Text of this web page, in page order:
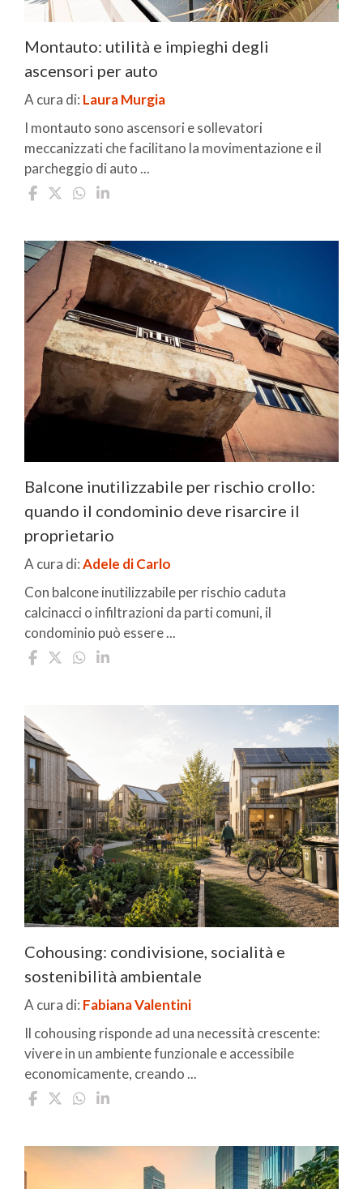
Montauto: utilità e impieghi degli
ascensori per auto
A cura di: Laura Murgia
I montauto sono ascensori e sollevatori
meccanizzati che facilitano la movimentazione e il
parcheggio di auto ...
Balcone inutilizzabile per rischio crollo:
quando il condominio deve risarcire il
proprietario
A cura di:Adele di Carlo
Con balcone inutilizzabile per rischio caduta
calcinacci o infiltrazioni da parti comuni, il
condominio può essere ...
Cohousing: condivisione, socialità e
sostenibilità ambientale
A cura di: Fabiana Valentini
Il cohousing risponde ad una necessità crescente:
vivere in un ambiente funzionale e accessibile
economicamente, creando ...